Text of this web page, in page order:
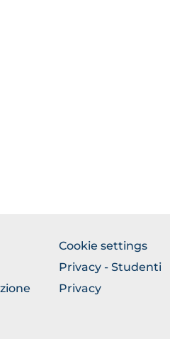
FOOTER
COLONNA
DESTRA
Cookie settings
Privacy - Studenti
Privacy